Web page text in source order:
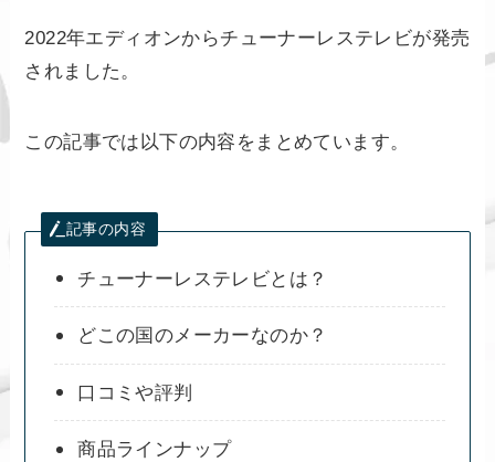
2022年エディオンからチューナーレステレビが発売
されました。
この記事では以下の内容をまとめています。
記事の内容
チューナーレステレビとは？
どこの国のメーカーなのか？
口コミや評判
商品ラインナップ